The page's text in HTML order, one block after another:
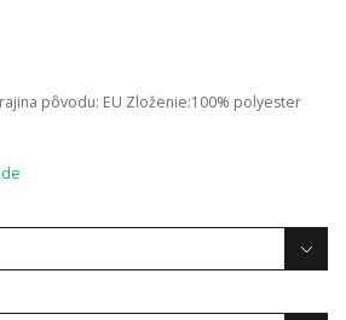
pôvodu: EU Zloženie:100% polyester